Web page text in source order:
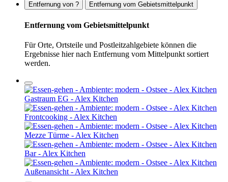
Entfernung von ?
Entfernung vom Gebietsmittelpunkt
Entfernung vom Gebietsmittelpunkt
Für Orte, Ortsteile und Postleitzahlgebiete können die
Ergebnisse hier nach Entfernung vom Mittelpunkt sortiert
werden.